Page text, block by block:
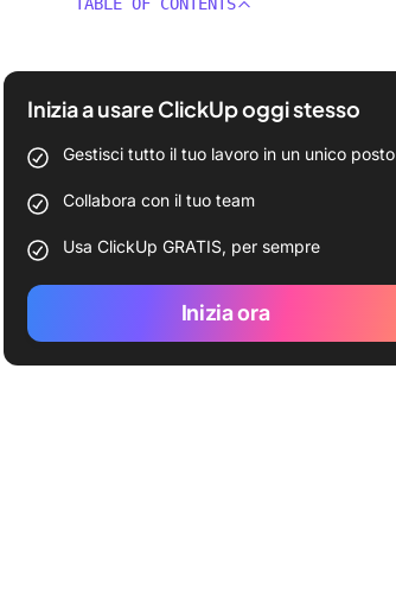
Inizia a usare ClickUp oggi stesso
Gestisci tutto il tuo lavoro in un unico posto
Collabora con il tuo team
Usa ClickUp GRATIS, per sempre
Inizia ora